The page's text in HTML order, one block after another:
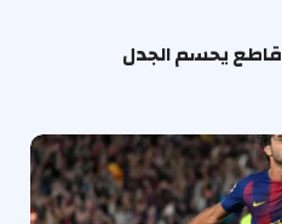
قاطع يحسم الجدل